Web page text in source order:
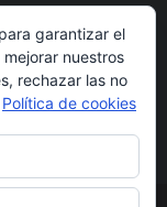
garantizar el
nuestros
rechazar las no
Política de cookies